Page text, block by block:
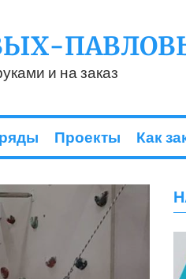
и на заказ
Проекты Как